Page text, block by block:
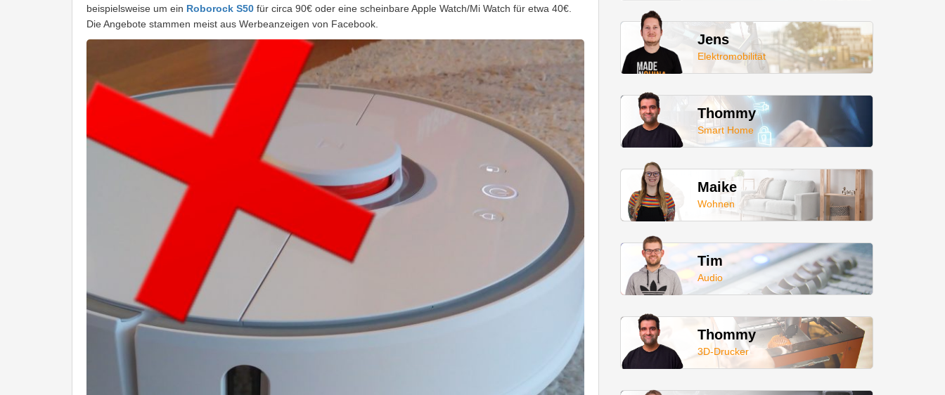
beispielsweise um ein Roborock S50 für circa 90€ oder eine scheinbare Apple Watch/Mi Watch für etwa 40€.
Die Angebote stammen meist aus Werbeanzeigen von Facebook.
Jens
Elektromobilität
Thommy
Smart Home
Maike
Wohnen
Tim
Audio
Thommy
3D-Drucker